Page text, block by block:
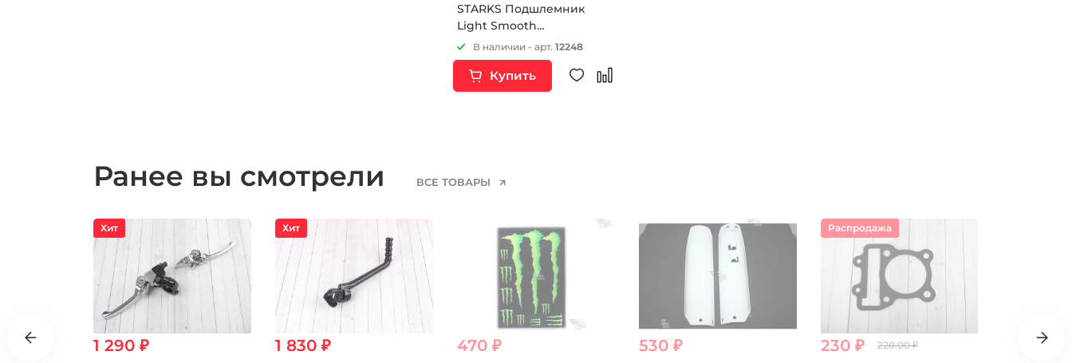
STARKS Подшлемник
Light Smooth
(унисекс,one
size,изумруд)
В наличии - арт. 12248
Купить
Ранее вы смотрели ВСЕ ТОВАРЫ
Хит
1 290 ₽
Хит
1 830 ₽ 470 ₽ 530 ₽
Распродажа
230 ₽ 220.00 ₽ 130 ₽